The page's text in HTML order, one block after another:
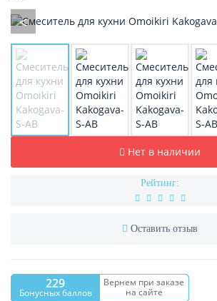
Нет в наличии
Рейтинг:
Оставить отзыв
229
Бонусных баллов
Вернем при заказе
на сайте